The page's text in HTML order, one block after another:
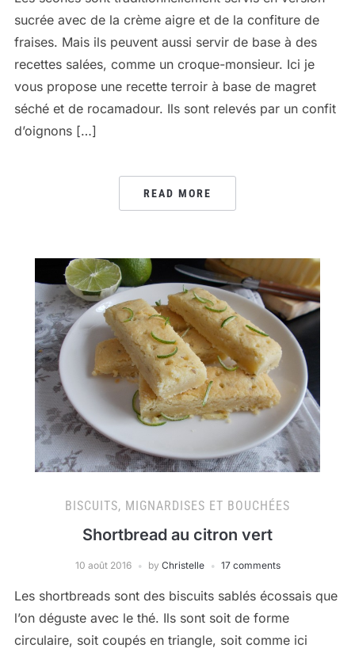
sucrée avec de la crème aigre et de la confiture de
fraises. Mais ils peuvent aussi servir de base à des
recettes salées, comme un croque-monsieur. Ici je
vous propose une recette terroir à base de magret
séché et de rocamadour. Ils sont relevés par un confit
d’oignons […]
READ MORE
BISCUITS, MIGNARDISES ET BOUCHÉES
Shortbread au citron vert
10 août 2016 by Christelle 17 comments
Les shortbreads sont des biscuits sablés écossais que
l’on déguste avec le thé. Ils sont soit de forme
circulaire, soit coupés en triangle, soit comme ici